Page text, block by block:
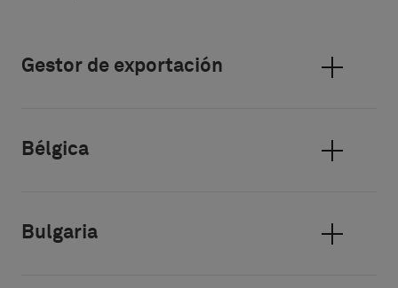
Gestor de exportación
Bélgica
Bulgaria